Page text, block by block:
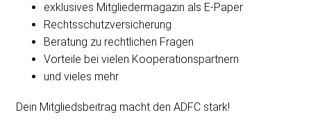
exklusives Mitgliedermagazin als E-Paper
Rechtsschutzversicherung
Beratung zu rechtlichen Fragen
Vorteile bei vielen Kooperationspartnern
und vieles mehr
Dein Mitgliedsbeitrag macht den ADFC stark!